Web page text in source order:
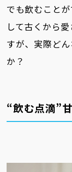
でも飲むこと
して古くから
すが、実際ど
か？
“飲む点滴”